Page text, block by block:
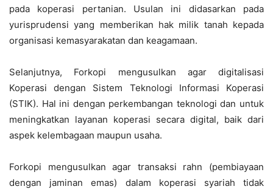
pada koperasi pertanian. Usulan ini didasarkan pada
yurisprudensi yang memberikan hak milik tanah kepada
organisasi kemasyarakatan dan keagamaan.
Selanjutnya, Forkopi mengusulkan agar digitalisasi
Koperasi dengan Sistem Teknologi Informasi Koperasi
(STIK). Hal ini dengan perkembangan teknologi dan untuk
meningkatkan layanan koperasi secara digital, baik dari
aspek kelembagaan maupun usaha.
Forkopi mengusulkan agar transaksi rahn (pembiayaan
dengan jaminan emas) dalam koperasi syariah tidak